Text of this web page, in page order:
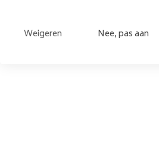
Weigeren Nee, pas aan